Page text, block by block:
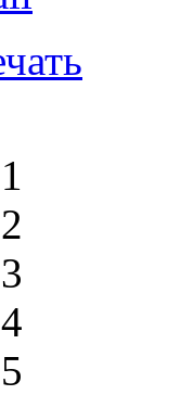
1
2
3
4
5